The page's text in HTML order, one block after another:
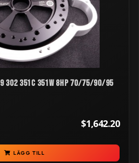
351C 351W 8HP 70/75/90/95
$1,642.20
LÄGG TILL